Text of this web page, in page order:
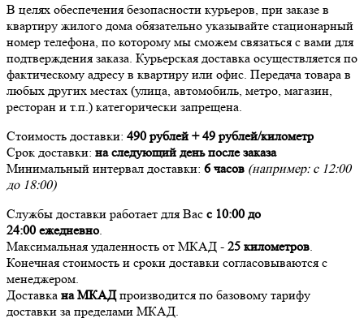
В целях обеспечения безопасности курьеров, при заказе в
квартиру жилого дома обязательно указывайте стационарный
номер телефона, по которому мы сможем связаться с вами для
подтверждения заказа. Курьерская доставка осуществляется по
фактическому адресу в квартиру или офис. Передача товара в
любых других местах (улица, автомобиль, метро, магазин,
ресторан и т.п.) категорически запрещена.
Стоимость доставки: 490 рублей + 49 рублей/километр
Срок доставки: на следующий день после заказа
Минимальный интервал доставки: 6 часов (например: с 12:00
до 18:00)
Службы доставки работает для Вас с 10:00 до
24:00 ежедневно.
Максимальная удаленность от МКАД - 25 километров.
Конечная стоимость и сроки доставки согласовываются с
менеджером.
Доставка на МКАДпроизводится по базовому тарифу
доставки за пределами МКАД.